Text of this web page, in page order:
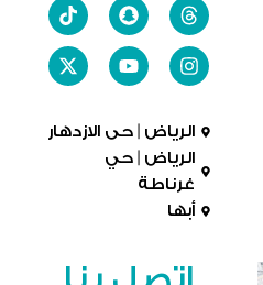
الرياض | حى الازدهار
الرياض | حي
غرناطة
أبها